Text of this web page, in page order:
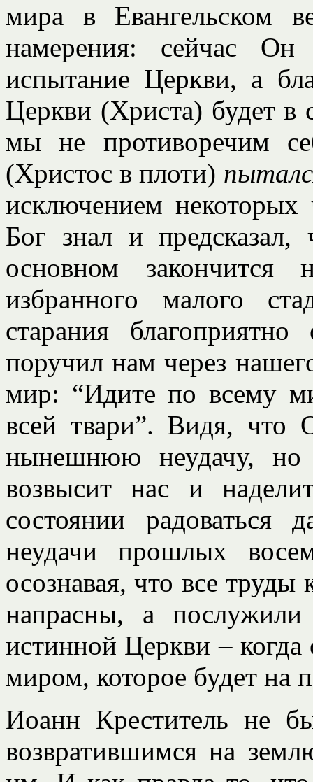
мира в Евангельском
намерения: сейчас Он
испытание Церкви, а
Церкви (Христа) будет в
мы не противоречим
(Христос в плоти)
исключением
Бог знал и
основном закончится
избранного малого
старания
поручил нам через
мир: “Идите по всему
всей твари”. Видя, что
нынешнюю неудачу,
возвысит нас и
состоянии радоваться
неудачи прошлых
осознавая, что все
напрасны, а послужили
истинной Церкви – когда
миром, которое будет на
Иоанн Креститель не
возвратившимся на